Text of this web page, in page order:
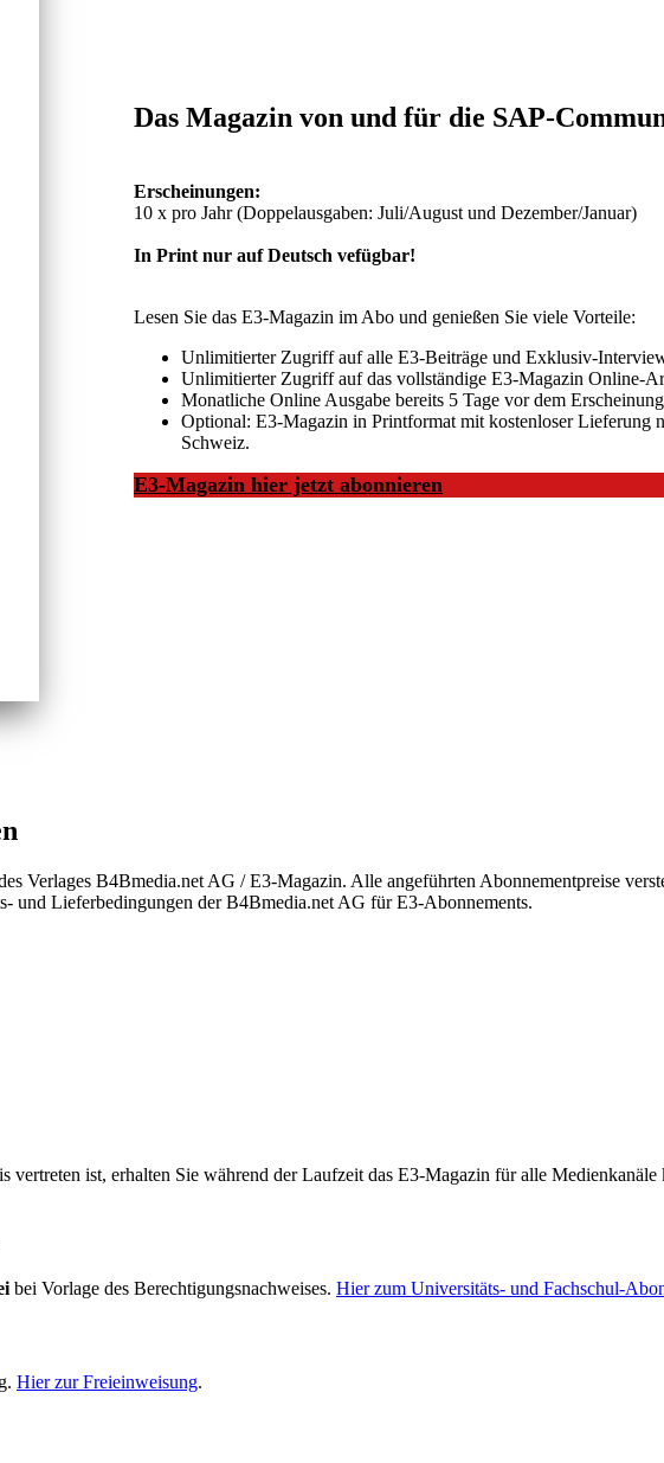
Das Magazin von und für die SAP-
Erscheinungen:
10 x pro Jahr (Doppelausgaben: Juli/August und Dezember/Januar)
In Print nur auf Deutsch vefügbar!
Lesen Sie das E3-Magazin im Abo und genießen Sie viele Vorteile:
Unlimitierter Zugriff auf alle E3-Beiträge und Exklusiv-
Unlimitierter Zugriff auf das vollständige E3-Magazin Online-
Monatliche Online Ausgabe bereits 5 Tage vor dem
Optional: E3-Magazin in Printformat mit kostenloser Lieferung
Schweiz.
E3-Magazin hier jetzt abonnieren
Verlages B4Bmedia.net AG / E3-Magazin. Alle angeführten Abonnementpreise
und Lieferbedingungen der B4Bmedia.net AG für E3-Abonnements.
vertreten ist, erhalten Sie während der Laufzeit das E3-Magazin für alle Medienkanäle
bei Vorlage des Berechtigungsnachweises. Hier zum Universitäts- und Fachschul-
Hier zur Freieinweisung.